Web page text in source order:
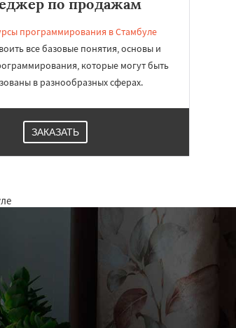
по продажам
программирования в Стамбуле
все базовые понятия, основы и
которые могут быть
в разнообразных сферах.
ЗАКАЗАТЬ